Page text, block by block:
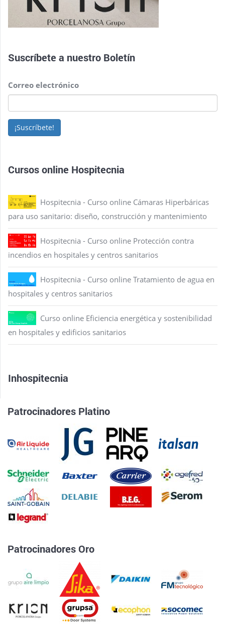
Suscríbete a nuestro Boletín
Correo electrónico
¡Suscríbete!
Cursos online Hospitecnia
Hospitecnia - Curso online Cámaras Hiperbáricas
para uso sanitario: diseño, construcción y mantenimiento
Hospitecnia - Curso online Protección contra
incendios en hospitales y centros sanitarios
Hospitecnia - Curso online Tratamiento de agua en
hospitales y centros sanitarios
Curso online Eficiencia energética y sostenibilidad
en hospitales y edificios sanitarios
Inhospitecnia
Patrocinadores Platino
Patrocinadores Oro